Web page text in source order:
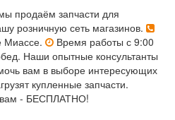
продаём запчасти для
розничную сеть магазинов.
Миассе.
Время работы с 9:00
Наши опытные консультанты
вам в выборе интересующих
купленные запчасти.
вам - БЕСПЛАТНО!